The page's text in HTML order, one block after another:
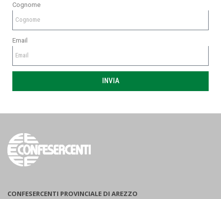
Cognome
Email
INVIA
CONFESERCENTI PROVINCIALE DI AREZZO